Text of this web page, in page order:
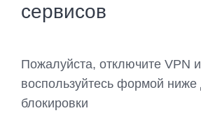
сервисов
Пожалуйста, отключите VPN
воспользуйтесь формой ниже
блокировки